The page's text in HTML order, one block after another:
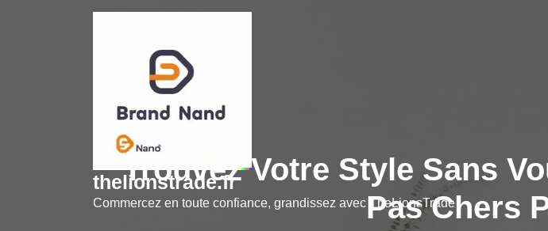
thelionstrade.fr
Commercez en toute confiance, grandissez avec TheLionsTrade
Trouvez Votre Style Sans
Pas Chers